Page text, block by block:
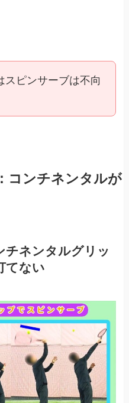
スピンサーブは不向
コンチネンタルが
チネンタルグリッ
てない